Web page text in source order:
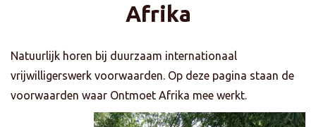
Afrika
Natuurlijk horen bij duurzaam internationaal
vrijwilligerswerk voorwaarden. Op deze pagina staan de
voorwaarden waar Ontmoet Afrika mee werkt.